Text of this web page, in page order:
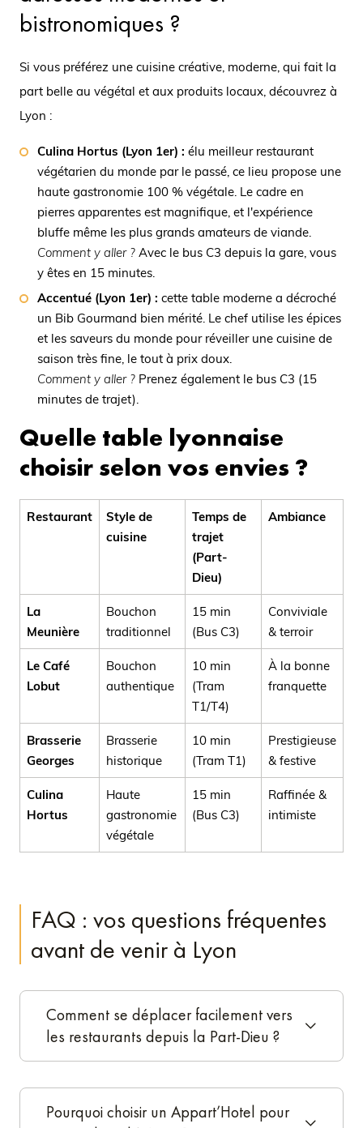
bistronomiques ?
Si vous préférez une cuisine créative, moderne, qui fait la
part belle au végétal et aux produits locaux, découvrez à
Lyon :
Culina Hortus (Lyon 1er) : élu meilleur restaurant
végétarien du monde par le passé, ce lieu propose une
haute gastronomie 100 % végétale. Le cadre en
pierres apparentes est magnifique, et l'expérience
bluffe même les plus grands amateurs de viande.
Comment y aller ?Avec le bus C3 depuis la gare, vous
y êtes en 15 minutes.
Accentué (Lyon 1er) : cette table moderne a décroché
un Bib Gourmand bien mérité. Le chef utilise les épices
et les saveurs du monde pour réveiller une cuisine de
saison très fine, le tout à prix doux.
Comment y aller ?Prenez également le bus C3 (15
minutes de trajet).
Quelle table lyonnaise
choisir selon vos envies ?
Restaurant
Style de
cuisine
Temps de
trajet
(Part-
Dieu)
Ambiance
La
Meunière
Bouchon
traditionnel
15 min
(Bus C3)
Conviviale
& terroir
Le Café
Lobut
Bouchon
authentique
10 min
(Tram
T1/T4)
À la bonne
franquette
Brasserie
Georges
Brasserie
historique
10 min
(Tram T1)
Prestigieuse
& festive
Culina
Hortus
Haute
gastronomie
végétale
15 min
(Bus C3)
Raffinée &
intimiste
FAQ : vos questions fréquentes
avant de venir à Lyon
Comment se déplacer facilement vers
les restaurants depuis la Part-Dieu ?
Pourquoi choisir un Appart’Hotel pour